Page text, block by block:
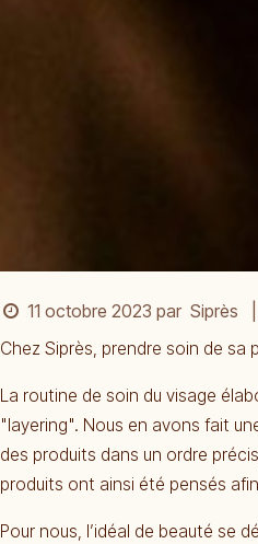
11 octobre 2023 par Siprès
Chez Siprès, prendre soin de sa
La routine de soin du visage
"layering". Nous en avons fait
des produits dans un ordre
produits ont ainsi été pensés
Pour nous, l’idéal de beauté se